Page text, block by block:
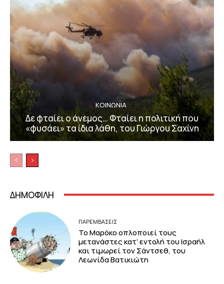
ΚΟΙΝΩΝΙΑ
Δε φταίει ο άνεμος… Φταίει η πολιτική που
«φυσάει» τα ίδια λάθη, του Γιώργου Σαχίνη
ΔΗΜΟΦΙΛΗ
ΠΑΡΕΜΒΑΣΕΙΣ
Το Μαρόκο οπλοποιεί τους
μετανάστες κατ’ εντολή του Ισραήλ
και τιμωρεί τον Σάντσεθ, του
Λεωνίδα Βατικιώτη